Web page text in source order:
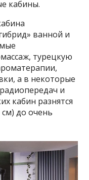
кабины.
ванной и
турецкую
а в некоторые
и
кабин разнятся
до очень